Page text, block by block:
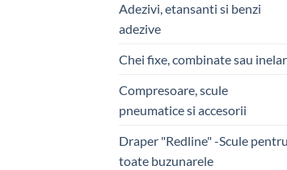
Adezivi, etansanti si benzi
adezive
Chei fixe, combinate sau
Compresoare, scule
pneumatice si accesorii
Draper "Redline" -Scule pentru
toate buzunarele